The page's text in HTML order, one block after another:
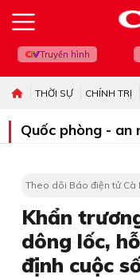
Truyền hình
THỜI SỰ CHÍNH TRỊ
Quốc phòng - an
Theo dõi Báo điện tử Cà
Khẩn
dông lốc,
định cuộc